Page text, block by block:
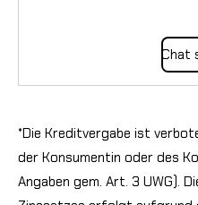
Chat
*Die Kreditvergabe ist
der Konsumentin oder des
Angaben gem. Art. 3 UWG).